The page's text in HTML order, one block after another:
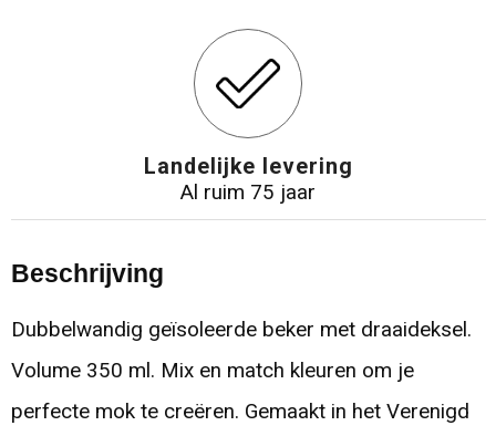
Landelijke levering
Al ruim 75 jaar
Beschrijving
Dubbelwandig geïsoleerde beker met draaideksel.
Volume 350 ml. Mix en match kleuren om je
perfecte mok te creëren. Gemaakt in het Verenigd